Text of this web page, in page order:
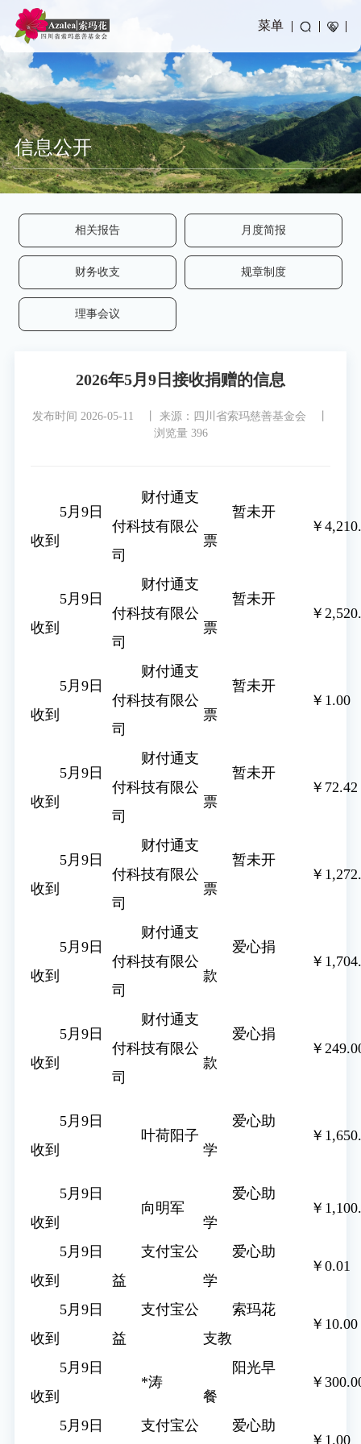
菜单
信息公开
相关报告 月度简报
财务收支 规章制度
理事会议
2026年5月9日接收捐赠的信息
发布时间 2026-05-11 丨
来源：四川省索玛慈善基金会 丨
浏览量 396
5月9日
收到
财付通支
付科技有限公
司
暂未开
票
￥
5月9日
收到
财付通支
付科技有限公
司
暂未开
票
￥
5月9日
收到
财付通支
付科技有限公
司
暂未开
票
￥1.00
5月9日
收到
财付通支
付科技有限公
司
暂未开
票
￥72.42
5月9日
收到
财付通支
付科技有限公
司
暂未开
票
￥
5月9日
收到
财付通支
付科技有限公
司
爱心捐
款
￥
5月9日
收到
财付通支
付科技有限公
司
爱心捐
款
￥
5月9日
收到
叶荷阳子
爱心助
学
￥
5月9日
收到
向明军
爱心助
学
￥
5月9日
收到
支付宝公
益
爱心助
学
￥0.01
5月9日
收到
支付宝公
益
索玛花
支教
￥10.00
5月9日
收到
*涛
阳光早
餐
￥
5月9日 支付宝公
爱心助
￥1.00